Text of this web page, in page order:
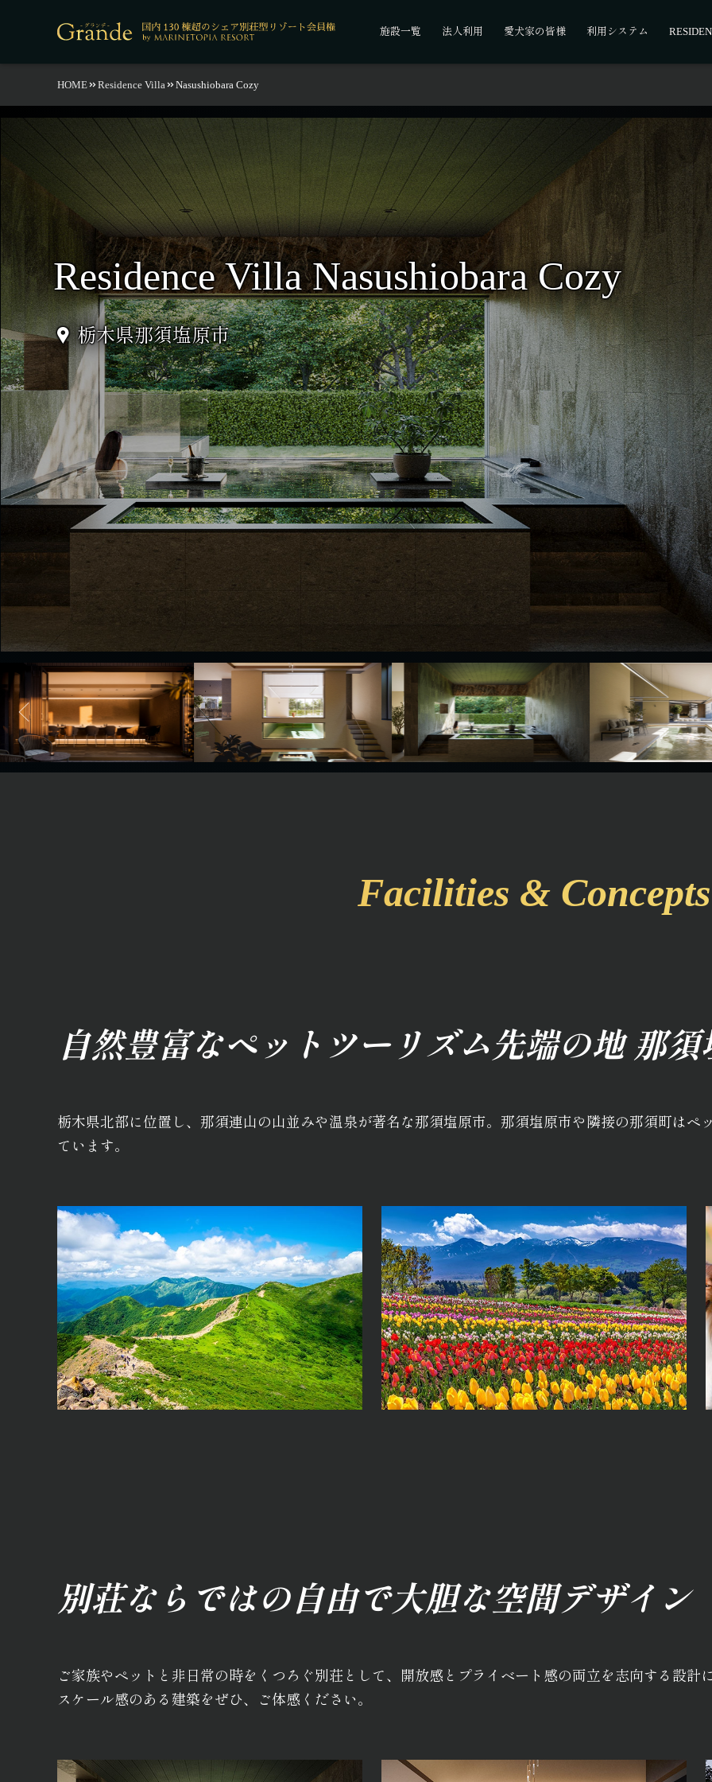
施設一覧 法人利用 愛犬家の皆様 利用システム
HOME Residence Villa Nasushiobara Cozy
Residence Villa Nasushiobara Cozy
栃木県那須塩原市
Facilities & Concepts
自然豊富なペットツーリズム先端の地 那須
栃木県北部に位置し、那須連山の山並みや温泉が著名な那須塩原市。那須塩原市や隣接の那須町はペ
ています。
別荘ならではの自由で大胆な空間デザイン
ご家族やペットと非日常の時をくつろぐ別荘として、開放感とプライベート感の両立を志向する設計
スケール感のある建築をぜひ、ご体感ください。